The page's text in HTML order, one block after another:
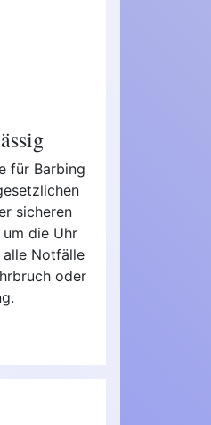
für Barbing
sicheren
die Uhr
alle Notfälle
oder